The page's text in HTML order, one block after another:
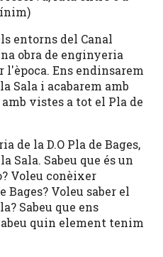
entorns del Canal
obra de enginyeria
Ens endinsarem
Sala i acabarem amb
vistes a tot el Pla de
de la D.O Pla de Bages,
Sala. Sabeu que és un
Voleu conèixer
Bages? Voleu saber el
Sabeu que ens
quin element tenim